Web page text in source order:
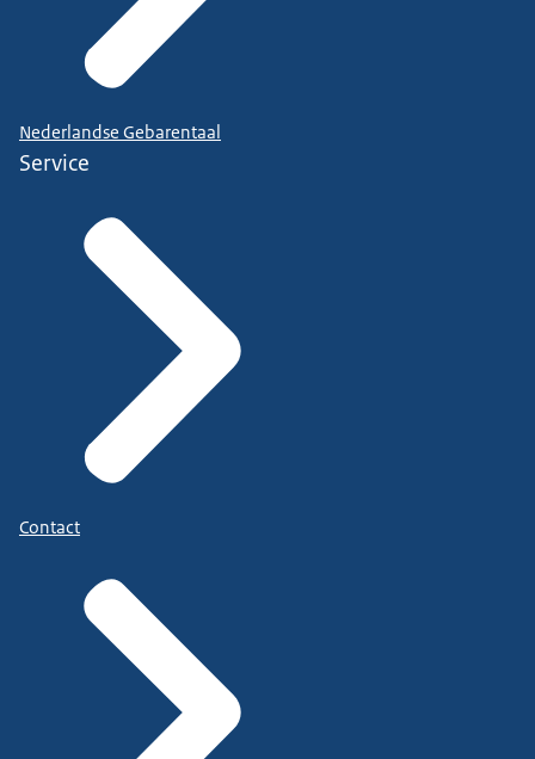
Nederlandse Gebarentaal
Service
Contact